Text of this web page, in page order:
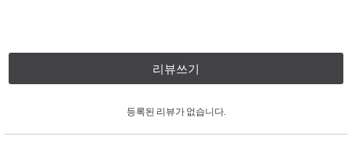
리뷰쓰기
등록된 리뷰가 없습니다.